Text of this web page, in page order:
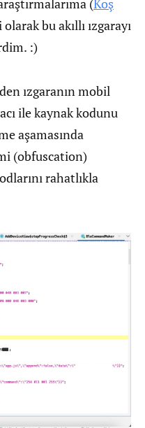
(Koş
bu akıllı ızgarayı
:)
ızgaranın mobil
ile kaynak kodunu
aşamasında
(obfuscation)
rahatlıkla